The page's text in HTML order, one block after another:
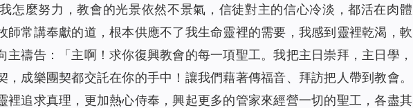
怎麼努力，教會的光景依然不景氣，信徒對主的信心冷淡，都活在肉體
師常講奉獻的道，根本供應不了我生命靈裡的需要，我感到靈裡乾渴，軟
主禱告：「主啊！求你復興教會的每一項聖工。我把主日崇拜，主日學，
，成樂團契都交託在你的手中！讓我們藉著傳福音、拜訪把人帶到教會。
裡追求真理，更加熱心侍奉，興起更多的管家來經營一切的聖工，各盡其